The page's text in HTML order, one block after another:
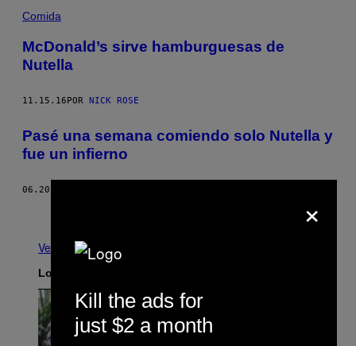
Comida
McDonald’s sirve hamburguesas de
Nutella
11.15.16POR NICK ROSE
Pasé una semana comiendo solo Nutella y
fue un infierno
06.20.16
Ver todo
Lo más reciente
×
Kill the ads for
just $2 a month